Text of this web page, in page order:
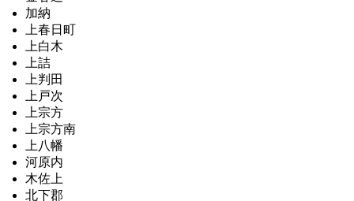
加納
上春日町
上白木
上詰
上判田
上戸次
上宗方
上宗方南
上八幡
河原内
木佐上
北下郡